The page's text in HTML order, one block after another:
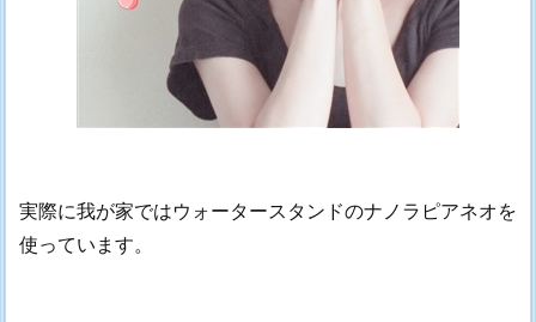
実際に我が家ではウォータースタンドのナノラピアネオを
使っています。